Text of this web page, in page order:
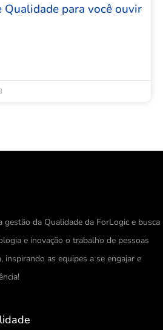
Qualidade para você ouvir
da Qualidade da ForLogic e busca
e inovação o trabalho de pessoas
inspirando as equipes a se engajar e